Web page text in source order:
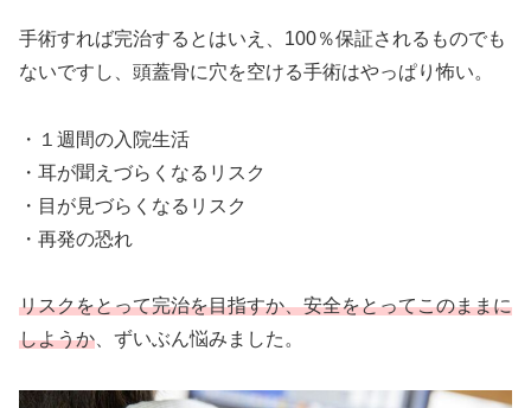
手術すれば完治するとはいえ、100％保証されるものでも
ないですし、頭蓋骨に穴を空ける手術はやっぱり怖い。
・１週間の入院生活
・耳が聞えづらくなるリスク
・目が見づらくなるリスク
・再発の恐れ
リスクをとって完治を目指すか、安全をとってこのままに
しようか 、ずいぶん悩みました。